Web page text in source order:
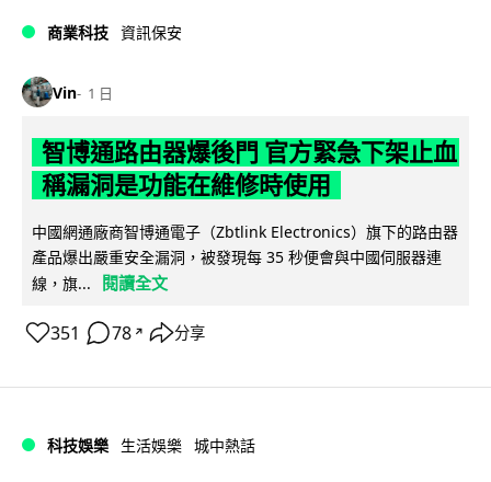
商業科技 資訊保安
Vin 1 日
智博通路由器爆後門 官方緊急下架止血
稱漏洞是功能在維修時使用
中國網通廠商智博通電子（Zbtlink Electronics）旗下的路由器
產品爆出嚴重安全漏洞，被發現每 35 秒便會與中國伺服器連
線，旗...
閱讀全文
351 78 ↗ 分享
科技娛樂 生活娛樂 城中熱話